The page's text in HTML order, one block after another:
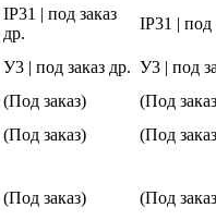
IP31 | под заказ
др.
IP31 | под
У3 | под заказ др. У3 | под
(Под заказ)
(Под
(Под заказ)
(Под
(Под заказ) (Под